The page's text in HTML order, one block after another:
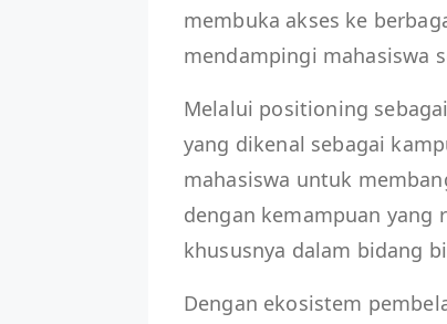
membuka akses ke
mendampingi mahasiswa
Melalui positioning
yang dikenal sebagai
mahasiswa untuk
dengan kemampuan
khususnya dalam bidang
Dengan ekosistem